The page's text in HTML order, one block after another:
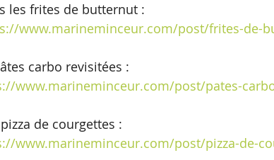
Végétarien Cuisine du monde
les frites de butternut :
www.marineminceur.com/post/frites-de-
carbo revisitées :
www.marineminceur.com/post/pates-
de courgettes :
www.marineminceur.com/post/pizza-de-